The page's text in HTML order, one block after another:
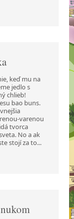
keď mu na
jedlo s
chlieb!
bao buns.
varenou
tvorca
No a ak
stojí za to...